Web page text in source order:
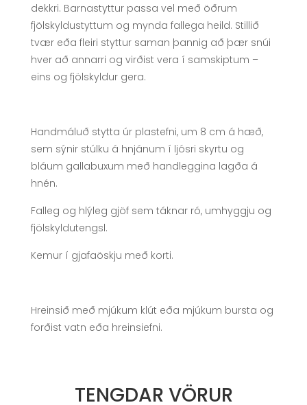
dekkri. Barnastyttur passa vel með öðrum
fjölskyldustyttum og mynda fallega heild. Stillið
tvær eða fleiri styttur saman þannig að þær snúi
hver að annarri og virðist vera í samskiptum –
eins og fjölskyldur gera.
Handmáluð stytta úr plastefni, um 8 cm á hæð,
sem sýnir stúlku á hnjánum í ljósri skyrtu og
bláum gallabuxum með handleggina lagða á
hnén.
Falleg og hlýleg gjöf sem táknar ró, umhyggju og
fjölskyldutengsl.
Kemur í gjafaöskju með korti.
Hreinsið með mjúkum klút eða mjúkum bursta og
forðist vatn eða hreinsiefni.
TENGDAR VÖRUR